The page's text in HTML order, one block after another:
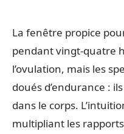
La fenêtre propice
pendant vingt-quatre
l’ovulation, mais les
doués d’endurance :
dans le corps.
multipliant les